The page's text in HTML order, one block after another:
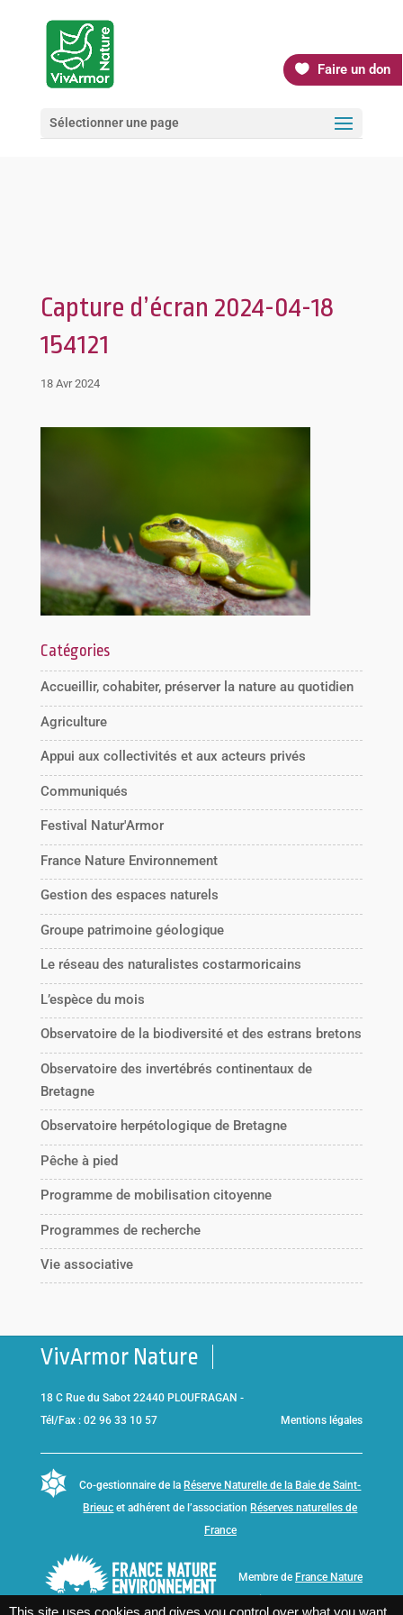
Faire un don
Sélectionner une page
Capture d’écran 2024-04-18
154121
18 Avr 2024
Catégories
Accueillir, cohabiter, préserver la nature au quotidien
Agriculture
Appui aux collectivités et aux acteurs privés
Communiqués
Festival Natur'Armor
France Nature Environnement
Gestion des espaces naturels
Groupe patrimoine géologique
Le réseau des naturalistes costarmoricains
L’espèce du mois
Observatoire de la biodiversité et des estrans bretons
Observatoire des invertébrés continentaux de
Bretagne
Observatoire herpétologique de Bretagne
Pêche à pied
Programme de mobilisation citoyenne
Programmes de recherche
Vie associative
VivArmor Nature
18 C Rue du Sabot 22440 PLOUFRAGAN -
Tél/Fax : 02 96 33 10 57
Mentions légales
Co-gestionnaire de la Réserve Naturelle de la Baie de Saint-
Brieuc et adhérent de l’association Réserves naturelles de
France
Membre de France Nature
This site uses cookies and gives you control over what you want